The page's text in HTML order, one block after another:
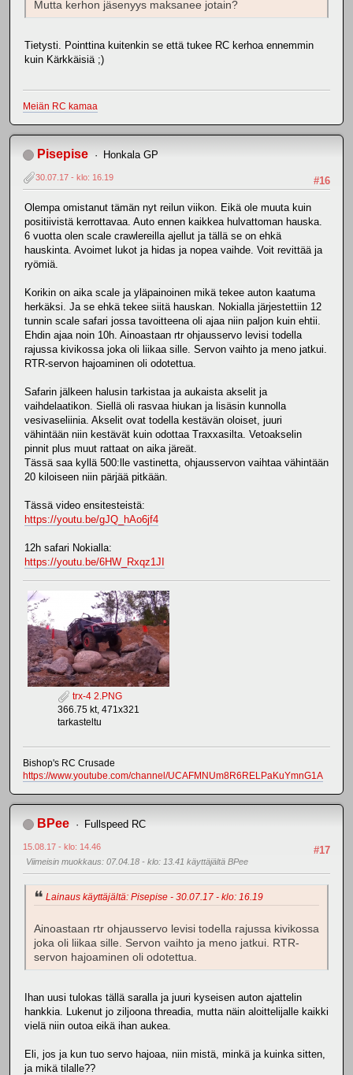
Mutta kerhon jäsenyys maksanee jotain?
Tietysti. Pointtina kuitenkin se että tukee RC kerhoa ennemmin
kuin Kärkkäisiä ;)
Meiän RC kamaa
Pisepise Honkala GP
#16
30.07.17 - klo: 16.19
Olempa omistanut tämän nyt reilun viikon. Eikä ole muuta kuin
positiivistä kerrottavaa. Auto ennen kaikkea hulvattoman hauska.
6 vuotta olen scale crawlereilla ajellut ja tällä se on ehkä
hauskinta. Avoimet lukot ja hidas ja nopea vaihde. Voit revittää ja
ryömiä.
Korikin on aika scale ja yläpainoinen mikä tekee auton kaatuma
herkäksi. Ja se ehkä tekee siitä hauskan. Nokialla järjestettiin 12
tunnin scale safari jossa tavoitteena oli ajaa niin paljon kuin ehtii.
Ehdin ajaa noin 10h. Ainoastaan rtr ohjausservo levisi todella
rajussa kivikossa joka oli liikaa sille. Servon vaihto ja meno jatkui.
RTR-servon hajoaminen oli odotettua.
Safarin jälkeen halusin tarkistaa ja aukaista akselit ja
vaihdelaatikon. Siellä oli rasvaa hiukan ja lisäsin kunnolla
vesivaseliinia. Akselit ovat todella kestävän oloiset, juuri
vähintään niin kestävät kuin odottaa Traxxasilta. Vetoakselin
pinnit plus muut rattaat on aika järeät.
Tässä saa kyllä 500:lle vastinetta, ohjausservon vaihtaa vähintään
20 kiloiseen niin pärjää pitkään.
Tässä video ensitesteistä:
https://youtu.be/gJQ_hAo6jf4
12h safari Nokialla:
https://youtu.be/6HW_Rxqz1JI
trx-4 2.PNG
366.75 kt, 471x321
tarkasteltu
Bishop's RC Crusade
https://www.youtube.com/channel/UCAFMNUm8R6RELPaKuYmnG1A
BPee Fullspeed RC
#17
15.08.17 - klo: 14.46
Viimeisin muokkaus: 07.04.18 - klo: 13.41 käyttäjältä BPee
Lainaus käyttäjältä: Pisepise - 30.07.17 - klo: 16.19
Ainoastaan rtr ohjausservo levisi todella rajussa kivikossa
joka oli liikaa sille. Servon vaihto ja meno jatkui. RTR-
servon hajoaminen oli odotettua.
Ihan uusi tulokas tällä saralla ja juuri kyseisen auton ajattelin
hankkia. Lukenut jo ziljoona threadia, mutta näin aloittelijalle kaikki
vielä niin outoa eikä ihan aukea.
Eli, jos ja kun tuo servo hajoaa, niin mistä, minkä ja kuinka sitten,
ja mikä tilalle??